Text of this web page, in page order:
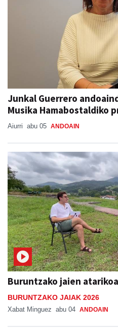
Junkal Guerrero
Musika Hamabostaldiko
Aiurri abu 05 ANDOAIN
Buruntzako jaien
BURUNTZAKO JAIAK 2026
Xabat Minguez abu 04 ANDOAIN